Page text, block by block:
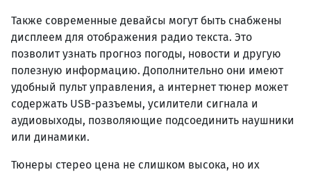
Также современные девайсы могут быть снабжены
дисплеем для отображения радио текста. Это
позволит узнать прогноз погоды, новости и другую
полезную информацию. Дополнительно они имеют
удобный пульт управления, а интернет тюнер может
содержать USB-разъемы, усилители сигнала и
аудиовыходы, позволяющие подсоединить наушники
или динамики.
Тюнеры стерео цена не слишком высока, но их